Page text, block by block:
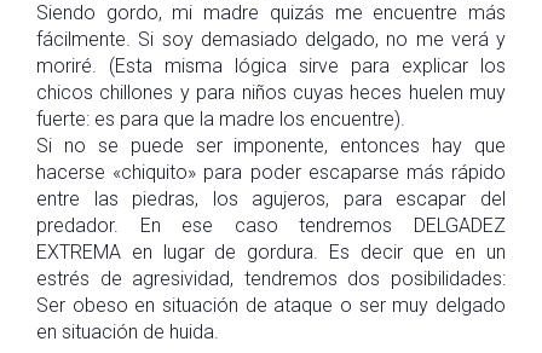
Siendo gordo, mi madre quizás me encuentre más
fácilmente. Si soy demasiado delgado, no me verá y
moriré. (Esta misma lógica sirve para explicar los
chicos chillones y para niños cuyas heces huelen muy
fuerte: es para que la madre los encuentre).
Si no se puede ser imponente, entonces hay que
hacerse «chiquito» para poder escaparse más rápido
entre las piedras, los agujeros, para escapar del
predador. En ese caso tendremos DELGADEZ
EXTREMA en lugar de gordura. Es decir que en un
estrés de agresividad, tendremos dos posibilidades:
Ser obeso en situación de ataque o ser muy delgado
en situación de huida.